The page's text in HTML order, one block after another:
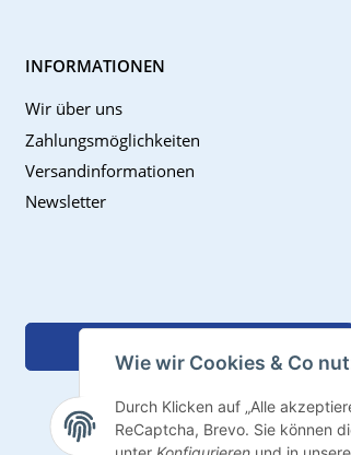
Wie wir Cookies & Co
Durch Klicken auf „Alle
ReCaptcha, Brevo. Sie können
INFORMATIONEN
Wir über uns
Zahlungsmöglichkeiten
Versandinformationen
Newsletter